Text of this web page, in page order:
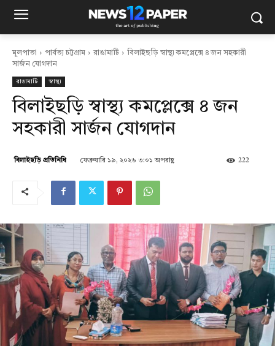
মূলপাতা পার্বত্য চট্টগ্রাম রাঙামাটি
বিলাইছড়ি স্বাস্থ্য কমপ্লেক্সে ৪ জন সহকারী
সার্জন যোগদান
রাঙামাটি স্বাস্থ্য
বিলাইছড়ি স্বাস্থ্য কমপ্লেক্সে ৪ জন
সহকারী সার্জন যোগদান
বিলাইছড়ি প্রতিনিধি ফেব্রুয়ারি ১৯, ২০২৬ ৩:০১ অপরাহ্ণ 222